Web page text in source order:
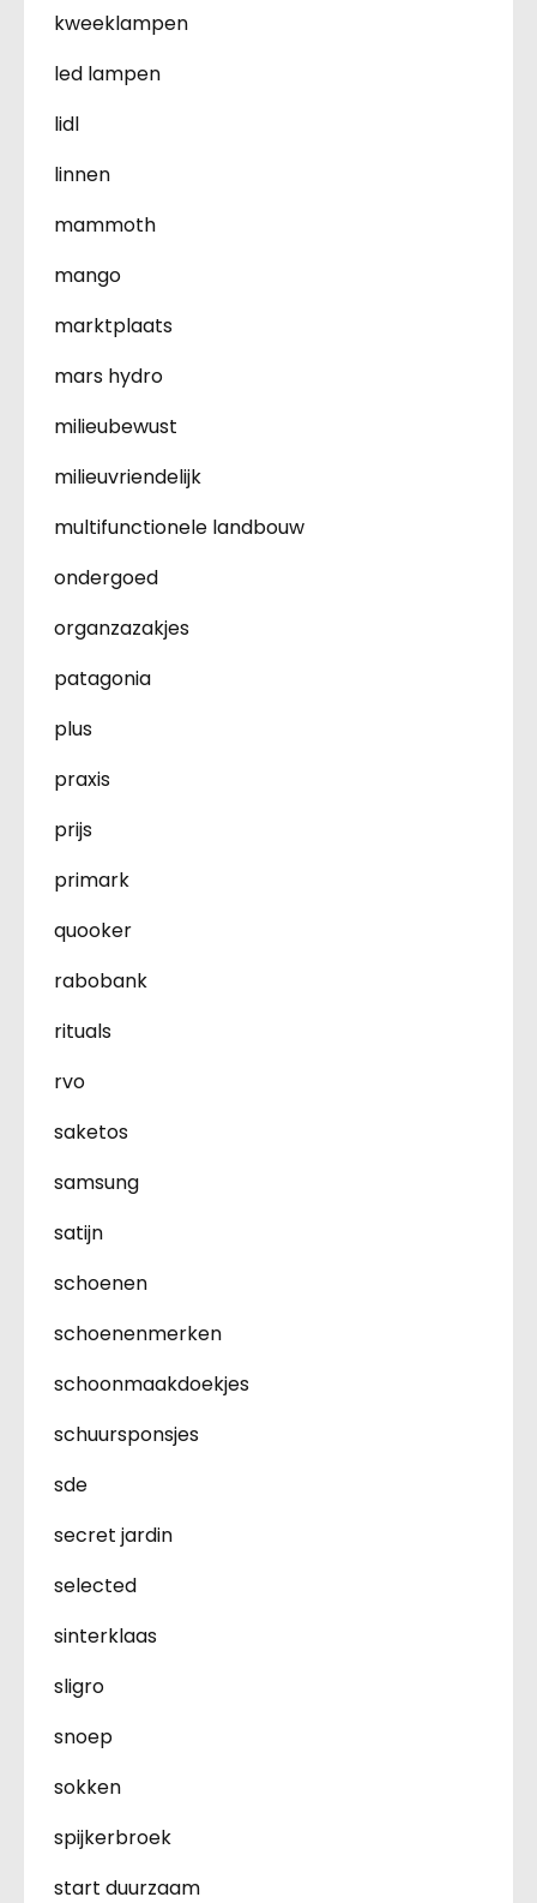
kweeklampen
led lampen
lidl
linnen
mammoth
mango
marktplaats
mars hydro
milieubewust
milieuvriendelijk
multifunctionele landbouw
ondergoed
organzazakjes
patagonia
plus
praxis
prijs
primark
quooker
rabobank
rituals
rvo
saketos
samsung
satijn
schoenen
schoenenmerken
schoonmaakdoekjes
schuursponsjes
sde
secret jardin
selected
sinterklaas
sligro
snoep
sokken
spijkerbroek
start duurzaam